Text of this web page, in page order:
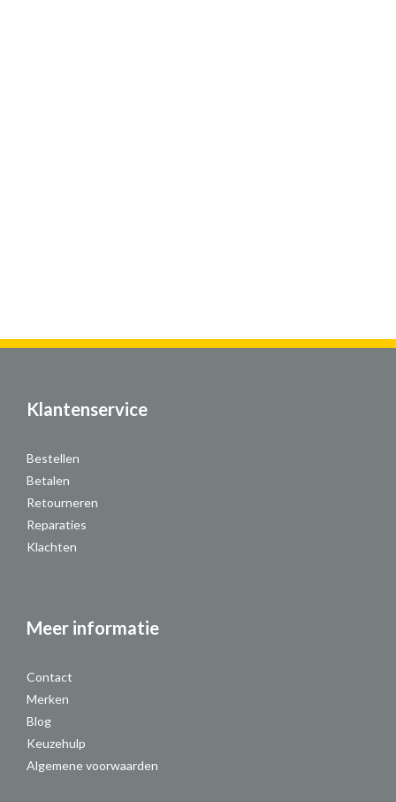
Klantenservice
Bestellen
Betalen
Retourneren
Reparaties
Klachten
Meer informatie
Contact
Merken
Blog
Keuzehulp
Algemene voorwaarden